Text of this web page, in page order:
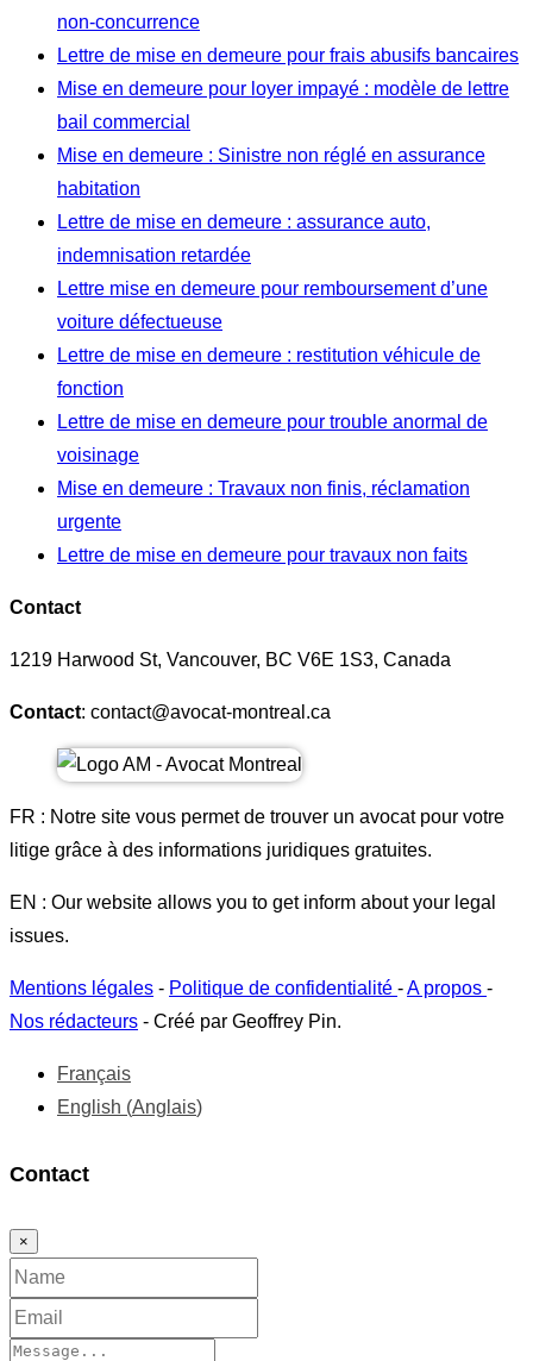
non-concurrence
Lettre de mise en demeure pour frais abusifs bancaires
Mise en demeure pour loyer impayé : modèle de lettre
bail commercial
Mise en demeure : Sinistre non réglé en assurance
habitation
Lettre de mise en demeure : assurance auto,
indemnisation retardée
Lettre mise en demeure pour remboursement d’une
voiture défectueuse
Lettre de mise en demeure : restitution véhicule de
fonction
Lettre de mise en demeure pour trouble anormal de
voisinage
Mise en demeure : Travaux non finis, réclamation
urgente
Lettre de mise en demeure pour travaux non faits
Contact
1219 Harwood St, Vancouver, BC V6E 1S3, Canada
Contact: contact@avocat-montreal.ca
FR : Notre site vous permet de trouver un avocat pour votre
litige grâce à des informations juridiques gratuites.
EN : Our website allows you to get inform about your legal
issues.
Mentions légales - Politique de confidentialité -A propos -
Nos rédacteurs - Créé par Geoffrey Pin.
Français
English (Anglais)
Contact
×